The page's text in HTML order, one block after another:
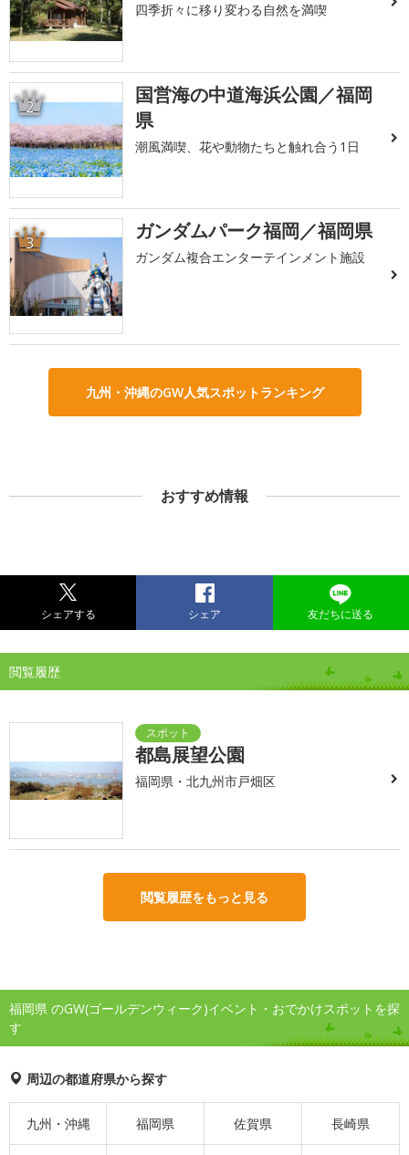
四季折々に移り変わる自然を満喫
2
国営海の中道海浜公園／福岡
県
潮風満喫、花や動物たちと触れ合う1日
3 ガンダムパーク福岡／福岡県
ガンダム複合エンターテインメント施設
九州・沖縄のGW人気スポットランキング
おすすめ情報
シェアする シェア 友だちに送る
閲覧履歴
都島展望公園
福岡県・北九州市戸畑区
閲覧履歴をもっと見る
福岡県 のGW(ゴールデンウィーク)イベント・おでかけスポットを探
す
周辺の都道府県から探す
九州・沖縄 福岡県 佐賀県 長崎県